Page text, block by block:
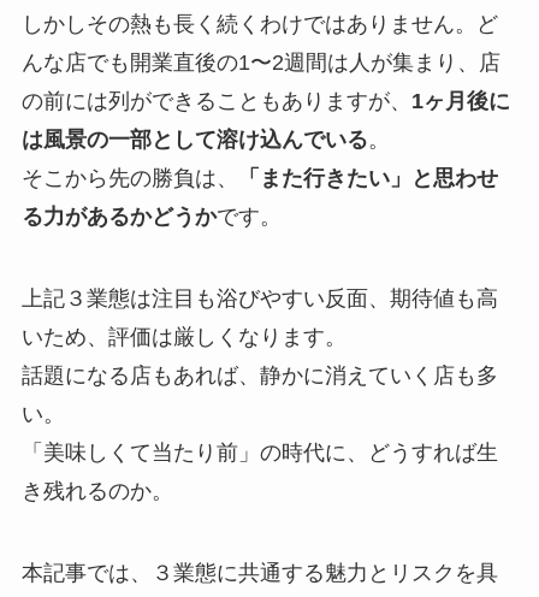
しかしその熱も長く続くわけではありません。ど
んな店でも開業直後の1〜2週間は人が集まり、店
の前には列ができることもありますが、 1ヶ月後に
は風景の一部として溶け込んでいる。
そこから先の勝負は、
「また行きたい」と思わせ
る力があるかどうかです。
上記３業態は注目も浴びやすい反面、期待値も高
いため、評価は厳しくなります。
話題になる店もあれば、静かに消えていく店も多
い。
「美味しくて当たり前」の時代に、どうすれば生
き残れるのか。
本記事では、３業態に共通する魅力とリスクを具